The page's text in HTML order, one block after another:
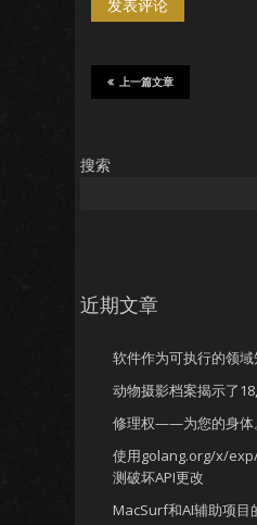
上一篇文章
搜索
近期文章
软件作为可执行的领域
动物摄影档案揭示了
修理权——为您的身体。
使用golang.org/x/
测破坏API更改
MacSurf和AI辅助项目